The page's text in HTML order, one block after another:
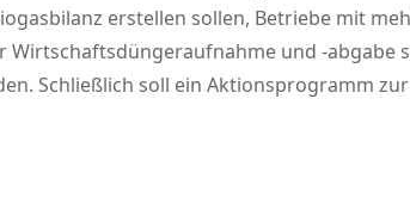
erstellen sollen, Betriebe mit
und -abgabe
Schließlich soll ein Aktionsprogramm